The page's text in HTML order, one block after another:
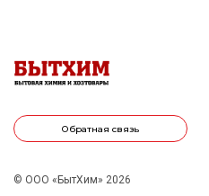
Обратная связь
© ООО «БытХим» 2026